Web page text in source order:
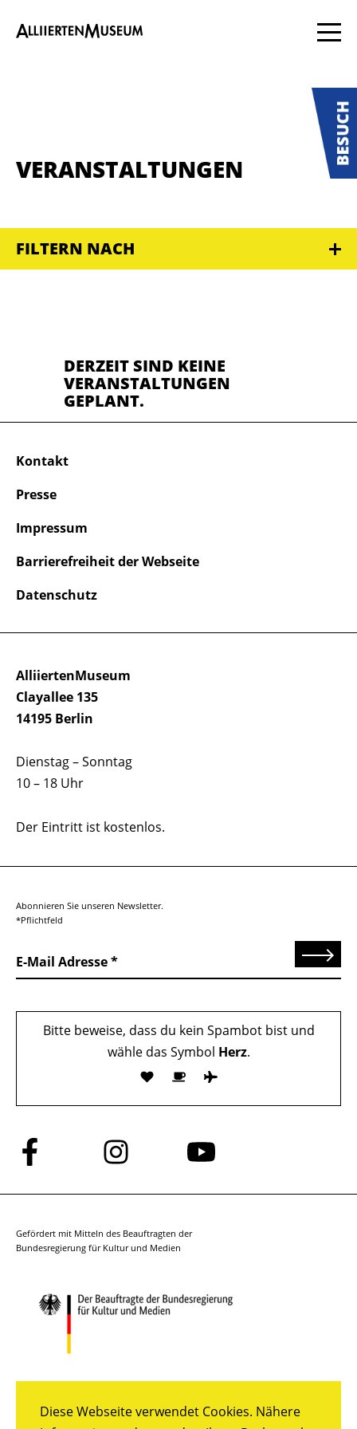
Diese Webseite verwendet Cookies. Nähere
VERANSTALTUNGEN
FILTERN NACH
DERZEIT SIND KEINE
VERANSTALTUNGEN
GEPLANT.
AlliiertenMuseum
Clayallee 135
14195 Berlin
Dienstag – Sonntag
10 – 18 Uhr
Der Eintritt ist kostenlos.
Kontakt
Presse
Impressum
Barrierefreiheit der Webseite
Datenschutz
Abonnieren Sie unseren Newsletter.
*Pflichtfeld
E-Mail Adresse Senden
Bitte beweise, dass du kein Spambot bist und
wähle das Symbol Herz.
Folge
uns
auf
Folge
uns
auf
Folge
auf
Gefördert mit Mitteln des Beauftragten der
Bundesregierung für Kultur und Medien